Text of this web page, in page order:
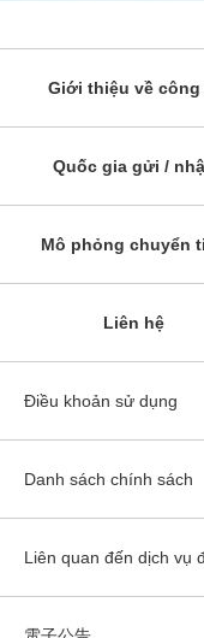
Giới thiệu về công
Quốc gia gửi /
Mô phỏng chuyển
Liên hệ
Điều khoản sử dụng
Danh sách chính sách
Liên quan đến dịch vụ